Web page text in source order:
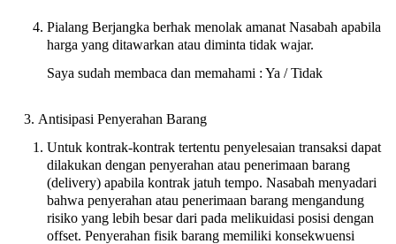
Pialang Berjangka berhak menolak amanat Nasabah apabila
harga yang ditawarkan atau diminta tidak wajar.
Saya sudah membaca dan memahami : Ya / Tidak
Antisipasi Penyerahan Barang
Untuk kontrak-kontrak tertentu penyelesaian transaksi dapat
dilakukan dengan penyerahan atau penerimaan barang
(delivery) apabila kontrak jatuh tempo. Nasabah menyadari
bahwa penyerahan atau penerimaan barang mengandung
risiko yang lebih besar dari pada melikuidasi posisi dengan
offset. Penyerahan fisik barang memiliki konsekwuensi